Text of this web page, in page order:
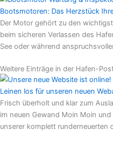
Bootsmotoren: Das Herzstück
Der Motor gehört zu den
beim sicheren Verlassen des
See oder während
Weitere Einträge in der Hafen-
Leinen los für unseren neuen
Frisch überholt und klar zum
im neuen Gewand Moin Moin
unserer komplett runderneuerten